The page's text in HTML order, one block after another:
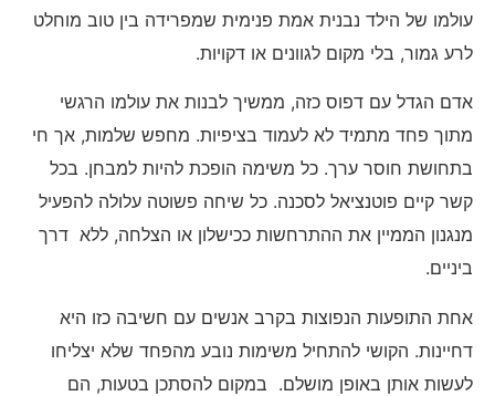
עולמו של הילד נבנית אמת פנימית שמפרידה בין טוב מוחלט
לרע גמור, בלי מקום לגוונים או דקויות.
אדם הגדל עם דפוס כזה, ממשיך לבנות את עולמו הרגשי
מתוך פחד מתמיד לא לעמוד בציפיות. מחפש שלמות, אך חי
בתחושת חוסר ערך. כל משימה הופכת להיות למבחן. בכל
קשר קיים פוטנציאל לסכנה. כל שיחה פשוטה עלולה להפעיל
מנגנון הממיין את ההתרחשות ככישלון או הצלחה, ללא דרך
ביניים.
אחת התופעות הנפוצות בקרב אנשים עם חשיבה כזו היא
דחיינות. הקושי להתחיל משימות נובע מהפחד שלא יצליחו
לעשות אותן באופן מושלם. במקום להסתכן בטעות, הם